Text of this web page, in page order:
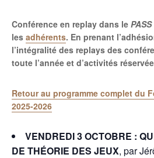
Conférence en replay dans le
les adhérents. En prenant
l’intégralité des replays des
toute l’année et d’activités
Retour au programme complet du
2025-2026
VENDREDI 3 OCTOBRE :
DE THÉORIE DES JEUX, par